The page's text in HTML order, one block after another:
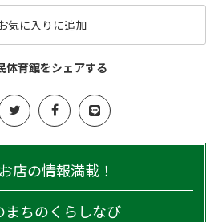
気に入りに追加
体育館をシェアする
店の情報満載！
まちのくらしなび